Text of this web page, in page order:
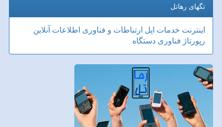
تگهای رهاتل
اینترنت خدمات اپل ارتباطات و فناوری اطلاعات آنلاین
رپورتاژ فناوری دستگاه